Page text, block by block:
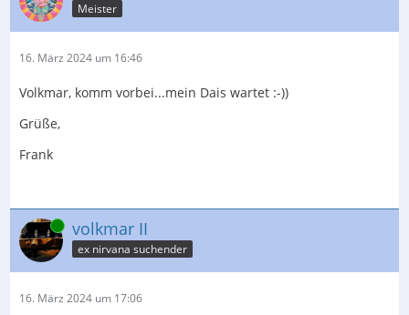
Meister
16. März 2024 um 16:46
Volkmar, komm vorbei...mein Dais wartet :-))
Grüße,
Frank
Online volkmar II
ex nirvana suchender
16. März 2024 um 17:06